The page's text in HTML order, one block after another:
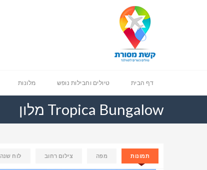
דף הבית טיולים וחבילות נופש מלונות
Tropica Bungalow מלון
תמונות מפה צילום רחוב לוח שנה